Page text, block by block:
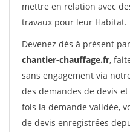
mettre en relation avec
travaux pour leur Habitat.
Devenez dès à présent
chantier-chauffage.fr,
sans engagement via
des demandes de devis
fois la demande validée,
de devis enregistrées